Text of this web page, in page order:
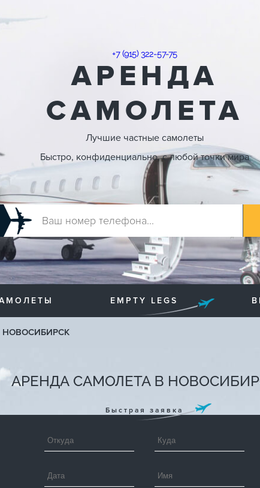
+7 (915) 322-57-75
АРЕНДА
САМОЛЕТА
Лучшие частные самолеты
Быстро, конфиденциально, с любой точки мира
EMPTY LEGS
НОВОСИБИРСК
АРЕНДА САМОЛЕТА В
Быстрая заявка